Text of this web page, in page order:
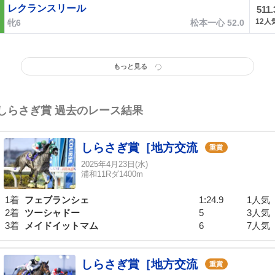
レクランスリール
牝6 松本一心 52.0 12人
もっと見る
らさぎ賞 過去のレース結果
しらさぎ賞［地方交流 重賞
2025年4月23日(水)
浦和11Rダ1400m
1着 フェブランシェ 1:24.9
1人気
2着 ツーシャドー 5
3人気
3着
メイドイットマム 6 7人気
しらさぎ賞［地方交流 重賞